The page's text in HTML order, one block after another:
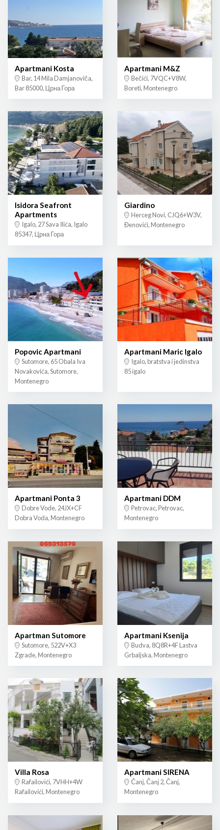
Apartmani Kosta
Bar, 14 Mila Damjanoviča,
Bar 85000, Црна Гора
Apartmani M&Z
Bečići, 7VQC+V8W,
Boreti, Montenegro
Isidora Seafront
Apartments
Igalo, 27 Sava Ilića, Igalo
85347, Црна Гора
Giardino
Herceg Novi, CJQ6+W3V,
Đenovići, Montenegro
Popovic Apartmani
Sutomore, 65 Obala Iva
Novakovića, Sutomore,
Montenegro
Apartmani Maric Igalo
Igalo, bratstva i jedinstva
85 igalo
Apartmani Ponta 3
Dobre Vode, 24JX+CF
Dobra Voda, Montenegro
Apartmani DDM
Petrovac, Petrovac,
Montenegro
Apartman Sutomore
Sutomore, 522V+X3
Zgrade, Montenegro
Apartmani Ksenija
Budva, 8Q8R+4F Lastva
Grbaljska, Montenegro
Villa Rosa
Rafailovići, 7VHH+4W
Rafailovići, Montenegro
Apartmani SIRENA
Čanj, Čanj 2, Čanj,
Montenegro